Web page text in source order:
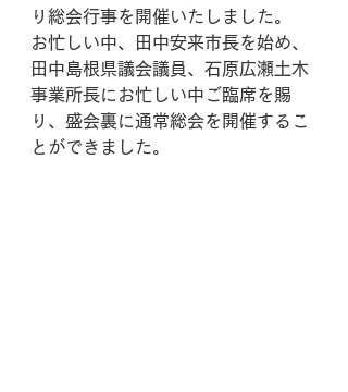
り総会行事を開催いたしました。
お忙しい中、田中安来市長を始め、
田中島根県議会議員、石原広瀬土木
事業所長にお忙しい中ご臨席を賜
り、盛会裏に通常総会を開催するこ
とができました。